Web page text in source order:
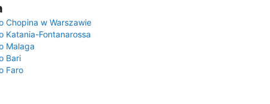
Chopina w Warszawie
Katania-Fontanarossa
Malaga
Bari
Faro